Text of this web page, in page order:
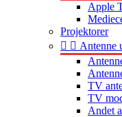
Apple
Projektorer
  Antenne
TV
TV
Andet